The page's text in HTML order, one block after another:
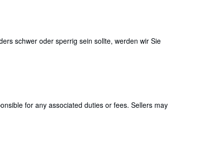
schwer oder sperrig sein sollte, werden wir Sie
for any associated duties or fees. Sellers may